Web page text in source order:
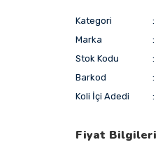
Kategori
Marka
Stok Kodu
Barkod
Koli İçi Adedi
Fiyat Bilgileri